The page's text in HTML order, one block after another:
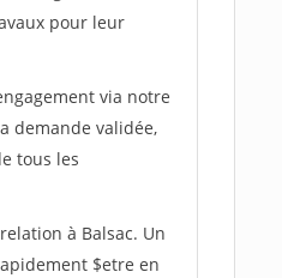
pour leur
via notre
demande validée,
tous les
à Balsac. Un
$etre en